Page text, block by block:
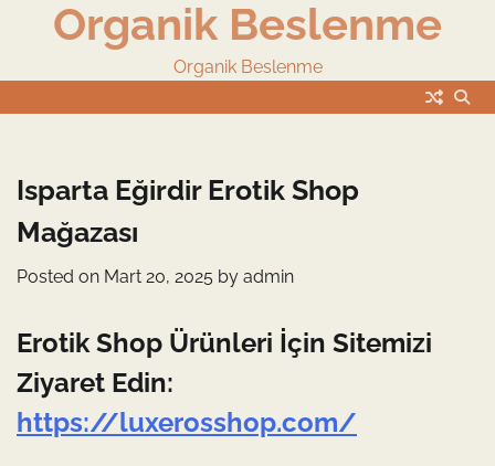
Organik Beslenme
Organik Beslenme
Isparta Eğirdir Erotik Shop
Mağazası
Posted on Mart 20, 2025 by admin
Erotik Shop Ürünleri İçin Sitemizi
Ziyaret Edin:
https://luxerosshop.com/